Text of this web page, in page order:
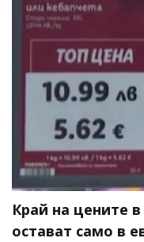
Край на цените
остават само в